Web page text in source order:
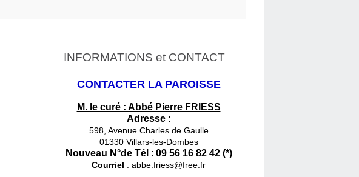
INFORMATIONS et CONTACT
CONTACTER LA PAROISSE
M. le curé : Abbé Pierre FRIESS
Adresse :
598, Avenue Charles de Gaulle
01330 Villars-les-Dombes
Nouveau N°de Tél : 09 56 16 82 42 (*)
Courriel : abbe.friess@free.fr